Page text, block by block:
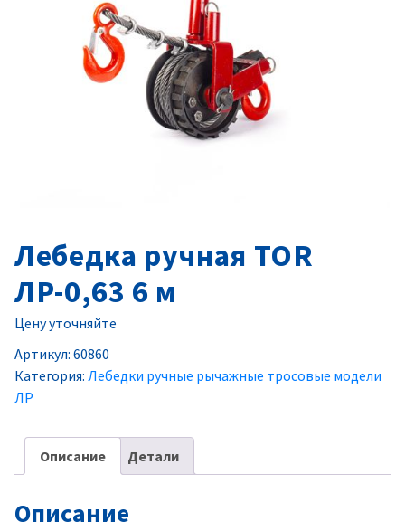
Лебедка ручная TOR
ЛР-0,63 6 м
Цену уточняйте
Артикул: 60860
Категория: Лебедки ручные рычажные тросовые модели
ЛР
Описание Детали
Описание